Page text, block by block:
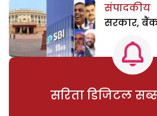
संपादकीय
सरकार, बैंक
सरिता डिजिटल